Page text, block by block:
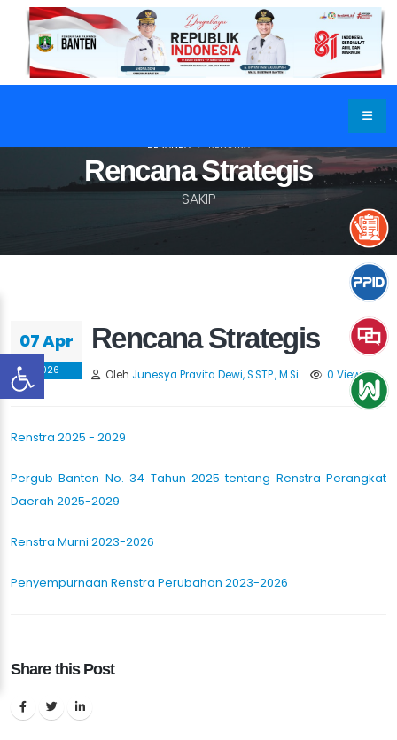
Rencana Strategis
SAKIP
BERANDA RENSTRA
07 Apr
2026
Rencana Strategis
Oleh Junesya Pravita Dewi, S.STP., M.Si. 0 View
Renstra 2025 - 2029
Pergub Banten No. 34 Tahun 2025 tentang Renstra Perangkat
Daerah 2025-2029
Renstra Murni 2023-2026
Penyempurnaan Renstra Perubahan 2023-2026
Share this Post